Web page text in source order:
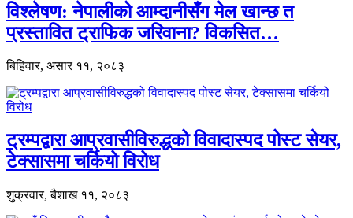
विश्लेषण: नेपालीको आम्दानीसँग मेल खान्छ त
प्रस्तावित ट्राफिक जरिवाना? विकसित…
बिहिवार, असार ११, २०८३
ट्रम्पद्वारा आप्रवासीविरुद्धको विवादास्पद पोस्ट सेयर,
टेक्सासमा चर्कियो विरोध
शुक्रवार, बैशाख ११, २०८३